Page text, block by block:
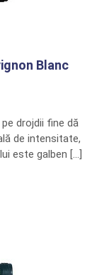
Blanc
drojdii fine dă
de intensitate,
este galben […]